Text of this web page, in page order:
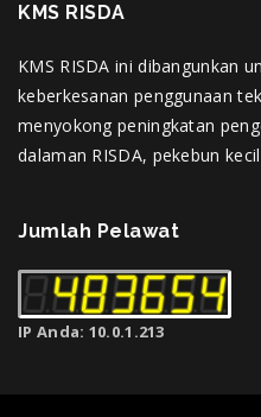
KMS RISDA
KMS RISDA ini dibangunkan
keberkesanan penggunaan
menyokong peningkatan
dalaman RISDA, pekebun
Jumlah Pelawat
IP Anda: 10.0.1.213